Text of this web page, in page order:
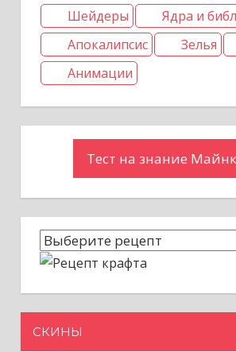
Шейдеры
Ядра и
Апокалипсис
Зелья
Анимации
Тест на знание
СКИНЫ